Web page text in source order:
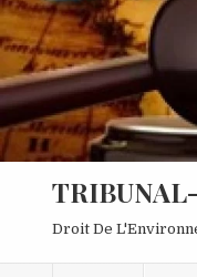
Droit De